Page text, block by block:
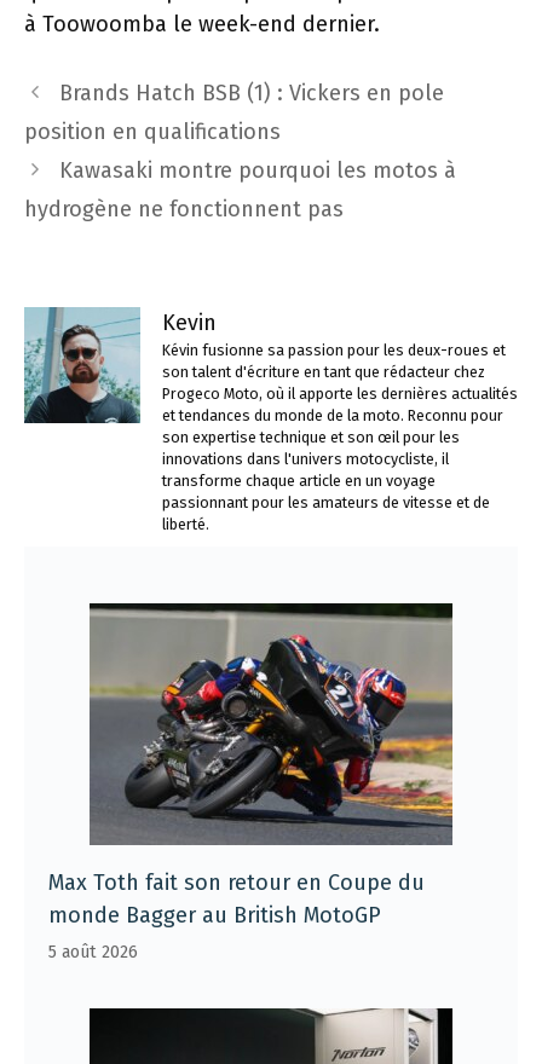
à Toowoomba le week-end dernier.
Navigation
des
Brands Hatch BSB (1) : Vickers en pole
position en qualifications
Kawasaki montre pourquoi les motos à
hydrogène ne fonctionnent pas
Kevin
Kévin fusionne sa passion pour les deux-roues et
son talent d'écriture en tant que rédacteur chez
Progeco Moto, où il apporte les dernières actualités
et tendances du monde de la moto. Reconnu pour
son expertise technique et son œil pour les
innovations dans l'univers motocycliste, il
transforme chaque article en un voyage
passionnant pour les amateurs de vitesse et de
liberté.
Max Toth fait son retour en Coupe du
monde Bagger au British MotoGP
5 août 2026